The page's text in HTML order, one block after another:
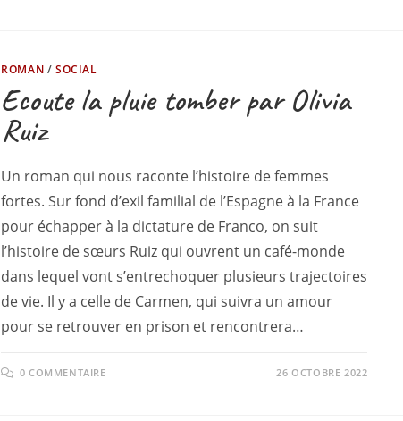
ROMAN /SOCIAL
Ecoute la pluie tomber par Olivia
Ruiz
Un roman qui nous raconte l’histoire de femmes
fortes. Sur fond d’exil familial de l’Espagne à la France
pour échapper à la dictature de Franco, on suit
l’histoire de sœurs Ruiz qui ouvrent un café-monde
dans lequel vont s’entrechoquer plusieurs trajectoires
de vie. Il y a celle de Carmen, qui suivra un amour
pour se retrouver en prison et rencontrera…
0 COMMENTAIRE 26 OCTOBRE 2022